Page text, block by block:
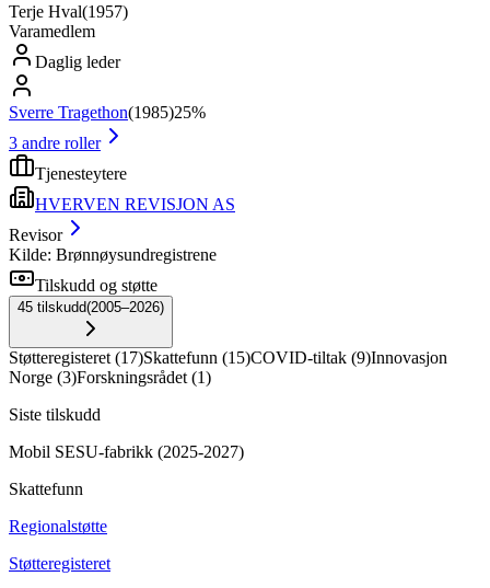
Terje Hval(1957)
Varamedlem
Daglig leder
Sverre Tragethon(1985)25%
3 andre roller
Tjenesteytere
HVERVEN REVISJON AS
Revisor
Kilde: Brønnøysundregistrene
Tilskudd og støtte
45 tilskudd(2005–2026)
Støtteregisteret (17)Skattefunn (15)COVID-tiltak (9)Innovasjon
Norge (3)Forskningsrådet (1)
Siste tilskudd
Mobil SESU-fabrikk (2025-2027)
Skattefunn
Regionalstøtte
Støtteregisteret